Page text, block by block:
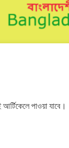
পাওয়া যাবে।